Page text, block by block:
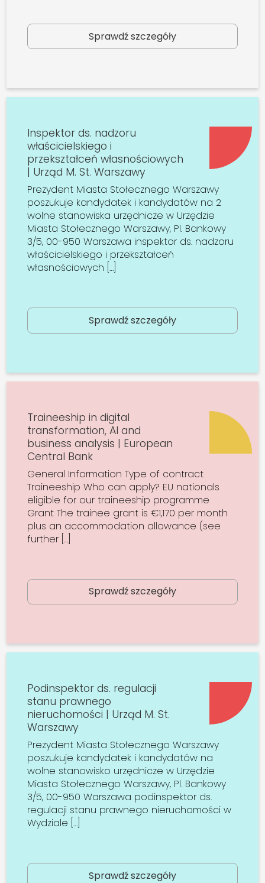
Sprawdź szczegóły
Inspektor ds. nadzoru
właścicielskiego i
przekształceń własnościowych
| Urząd M. St. Warszawy
Prezydent Miasta Stołecznego Warszawy
poszukuje kandydatek i kandydatów na 2
wolne stanowiska urzędnicze w Urzędzie
Miasta Stołecznego Warszawy, Pl. Bankowy
3/5, 00-950 Warszawa inspektor ds. nadzoru
właścicielskiego i przekształceń
własnościowych […]
Sprawdź szczegóły
Traineeship in digital
transformation, AI and
business analysis | European
Central Bank
General Information Type of contract
Traineeship Who can apply? EU nationals
eligible for our traineeship programme
Grant The trainee grant is €1,170 per month
plus an accommodation allowance (see
further […]
Sprawdź szczegóły
Podinspektor ds. regulacji
stanu prawnego
nieruchomości | Urząd M. St.
Warszawy
Prezydent Miasta Stołecznego Warszawy
poszukuje kandydatek i kandydatów na
wolne stanowisko urzędnicze w Urzędzie
Miasta Stołecznego Warszawy, Pl. Bankowy
3/5, 00-950 Warszawa podinspektor ds.
regulacji stanu prawnego nieruchomości w
Wydziale […]
Sprawdź szczegóły